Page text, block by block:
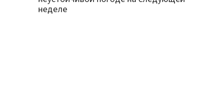
неделе